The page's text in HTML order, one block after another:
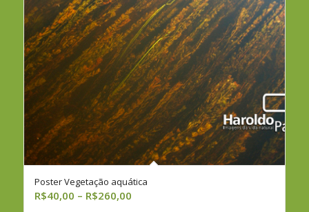
Poster Vegetação aquática
R$40,00 – R$260,00Faixa